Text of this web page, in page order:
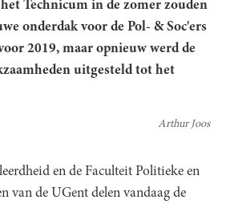
Technicum in de zomer zouden
onderdak voor de Pol- & Soc'ers
2019, maar opnieuw werd de
uitgesteld tot het
Arthur Joos
en de Faculteit Politieke en
van de UGent delen vandaag de